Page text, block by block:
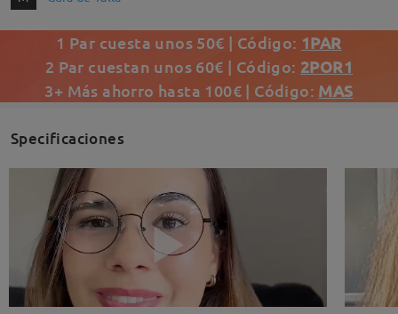
1 Par cuesta unos 50€ | Código: 1PAR
2 Par cuestan unos 60€ | Código: 2POR1
3+ Más ahorro hasta 100€ | Código: MAS
Specificaciones